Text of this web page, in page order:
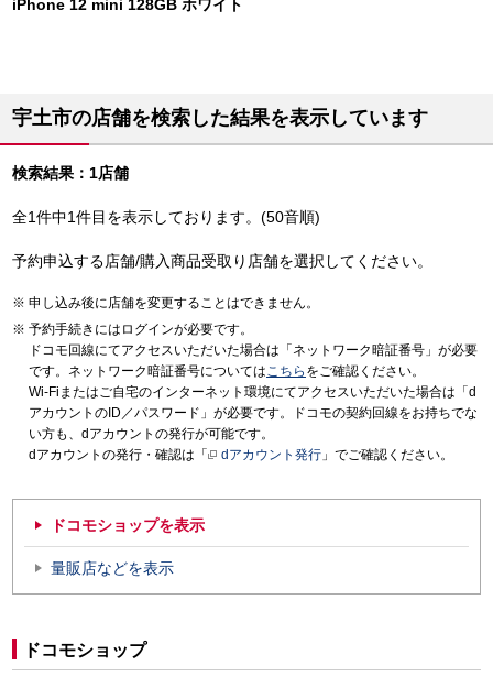
iPhone 12 mini 128GB ホワイト
宇土市の店舗を検索した結果を表示しています
検索結果：1店舗
全1件中1件目を表示しております。(50音順)
予約申込する店舗/購入商品受取り店舗を選択してください。
申し込み後に店舗を変更することはできません。
予約手続きにはログインが必要です。
ドコモ回線にてアクセスいただいた場合は「ネットワーク暗証番号」が必要
です。ネットワーク暗証番号についてはこちら をご確認ください。
Wi-Fiまたはご自宅のインターネット環境にてアクセスいただいた場合は「d
アカウントのID／パスワード」が必要です。ドコモの契約回線をお持ちでな
い方も、dアカウントの発行が可能です。
dアカウントの発行・確認は「
dアカウント発行 」でご確認ください。
ドコモショップを表示
量販店などを表示
ドコモショップ